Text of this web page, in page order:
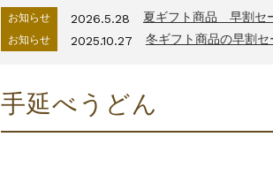
お知らせ 2026.5.28 夏ギフト商品 早割セ
お知らせ 2025.10.27 冬ギフト商品の早割
手延べうどん